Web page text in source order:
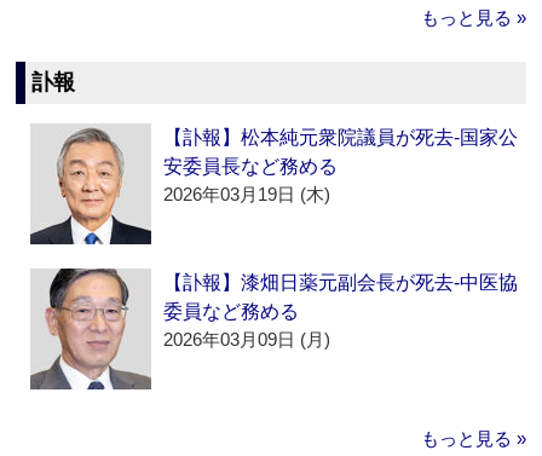
もっと見る »
訃報
【訃報】松本純元衆院議員が死去‐国家公
安委員長など務める
2026年03月19日 (木)
【訃報】漆畑日薬元副会長が死去‐中医協
委員など務める
2026年03月09日 (月)
もっと見る »